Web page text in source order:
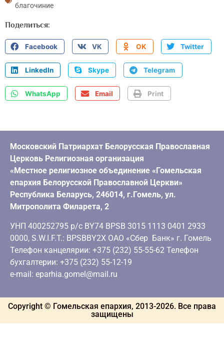
благочиние
Поделиться:
Facebook VK OK Twitter
LinkedIn Skype Telegram
WhatsApp Email Print
Московский Патриархат Белорусская Православная
Церковь Религиозная организация
«Местное религиозное объединение «Гомельская
епархия Белорусской Православной Церкви»
Республика Беларусь, 246014, г.Гомель, ул.
Митрополита Филарета, 2
УНП 400252795 р/с BY74 BPSB 3015 1113 0401 2933
0000, S.W.I.F.T.: BPSBBY2X ОАО «Сбер Банк» г. Гомель
Телефон канцелярии: +375 (232) 55-55-62 Телефон
бухгалтерии: +375 (232) 55-12-19
e-mail: eparhia.gomel@mail.ru
Copyright © Гомельская епархия, 2013-2026. Все права
защищены